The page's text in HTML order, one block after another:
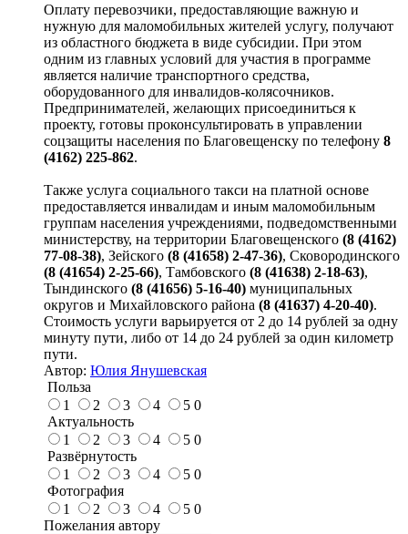
Оплату перевозчики, предоставляющие важную и
нужную для маломобильных жителей услугу, получают
из областного бюджета в виде субсидии. При этом
одним из главных условий для участия в программе
является наличие транспортного средства,
оборудованного для инвалидов-колясочников.
Предпринимателей, желающих присоединиться к
проекту, готовы проконсультировать в управлении
соцзащиты населения по Благовещенску по телефону 8
(4162) 225-862.
Также услуга социального такси на платной основе
предоставляется инвалидам и иным маломобильным
группам населения учреждениями, подведомственными
министерству, на территории Благовещенского (8 (4162)
77-08-38), Зейского (8 (41658) 2-47-36), Сковородинского
(8 (41654) 2-25-66), Тамбовского (8 (41638) 2-18-63),
Тындинского (8 (41656) 5-16-40) муниципальных
округов и Михайловского района (8 (41637) 4-20-40).
Стоимость услуги варьируется от 2 до 14 рублей за одну
минуту пути, либо от 14 до 24 рублей за один километр
пути.
Автор: Юлия Янушевская
Польза
1
2 3 4 5 0
Актуальность
1
2 3 4 5 0
Развёрнутость
1
2 3 4 5 0
Фотография
1
2 3 4 5 0
Пожелания автору